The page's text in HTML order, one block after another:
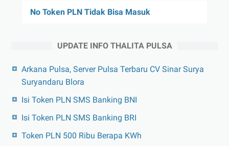
No Token PLN Tidak Bisa Masuk
UPDATE INFO THALITA PULSA
Arkana Pulsa, Server Pulsa Terbaru CV Sinar Surya
Suryandaru Blora
Isi Token PLN SMS Banking BNI
Isi Token PLN SMS Banking BRI
Token PLN 500 Ribu Berapa KWh